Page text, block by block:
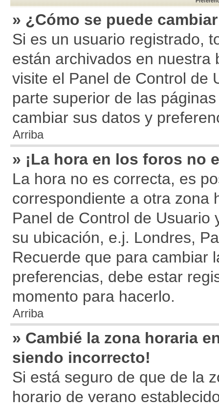
» ¿Cómo se puede
Si es un usuario registrado,
están archivados en nuestra
visite el Panel de Control de
parte superior de las
cambiar sus datos y
Arriba
» ¡La hora en los foros no
La hora no es correcta, es
correspondiente a otra zona
Panel de Control de
su ubicación, e.j. Londres,
Recuerde que para cambiar
preferencias, debe estar
momento para hacerlo.
Arriba
» Cambié la zona horaria
siendo incorrecto!
Si está seguro de que de la
horario de verano